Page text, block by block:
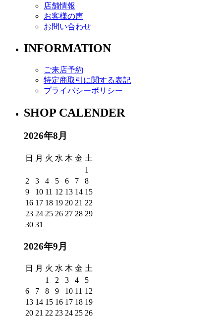
店舗情報
お客様の声
お問い合わせ
INFORMATION
ご来店予約
特定商取引に関する表記
プライバシーポリシー
SHOP CALENDER
2026年8月
日 月 火 水 木 金 土
1
2
3 4 5 6 7
8
9
10 11 12 13 14 15
16 17 18 19 20 21 22
23 24 25 26 27 28 29
30 31
2026年9月
日 月 火 水 木 金 土
1
2 3 4
5
6
7 8 9 10 11 12
13 14 15 16 17 18 19
20 21 22 23 24 25 26